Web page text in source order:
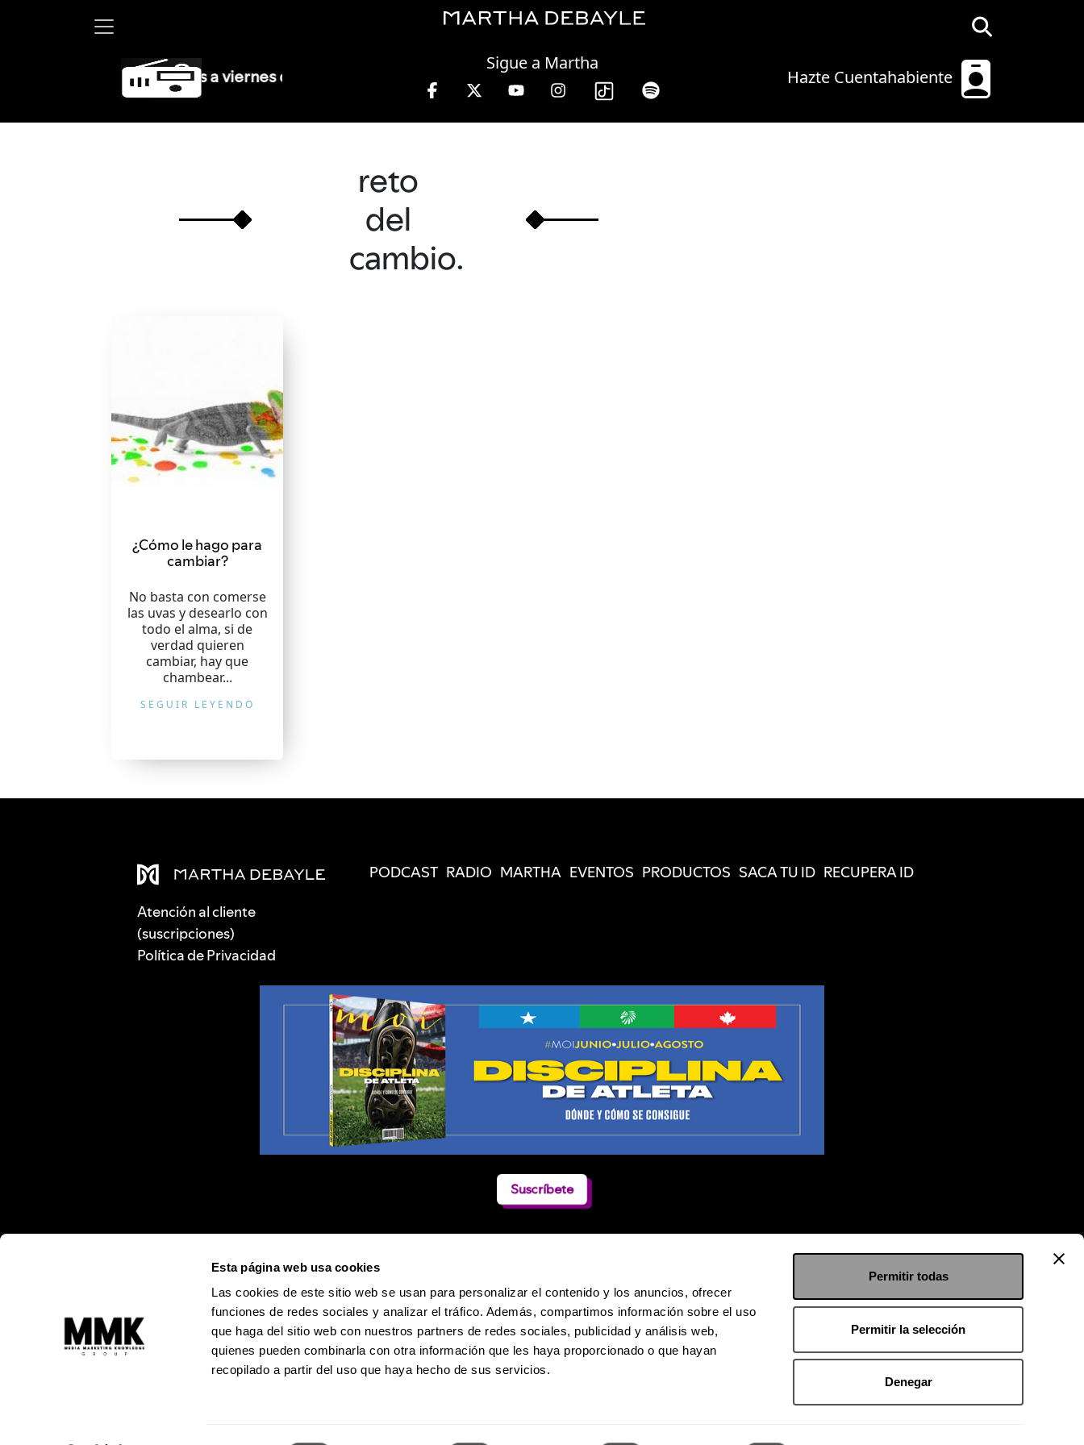
Esta página web usa cookies
Las cookies de este sitio web se usan para personalizar el contenido y los anuncios, ofrecer
funciones de redes sociales y analizar el tráfico. Además, compartimos información sobre el uso
que haga del sitio web con nuestros partners de redes sociales, publicidad y análisis web,
quienes pueden combinarla con otra información que les haya proporcionado o que hayan
recopilado a partir del uso que haya hecho de sus servicios.
Permitir todas
Permitir la selección
Denegar
Hazte Cuentahabiente
Sigue a Martha
Debayle en W, lunes a viernes de 10 a 13 hrs.
reto
del
cambio.
¿Cómo le hago para
cambiar?
No basta con comerse
las uvas y desearlo con
todo el alma, si de
verdad quieren
cambiar, hay que
chambear...
SEGUIR LEYENDO
Atención al cliente
(suscripciones)
Política de Privacidad
PODCAST RADIO MARTHA EVENTOS PRODUCTOS SACA TU ID RECUPERA ID
Suscríbete